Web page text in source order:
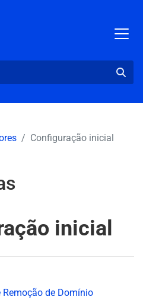
Configuração inicial
inicial
de Domínio